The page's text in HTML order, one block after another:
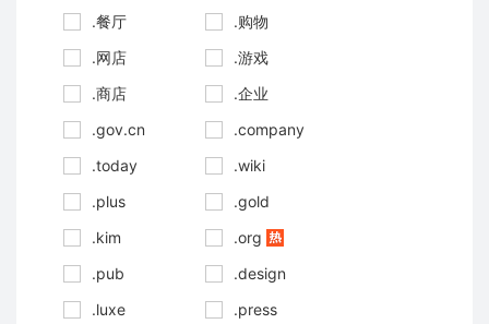
.餐厅
.购物
.网店
.游戏
.商店
.企业
.gov.cn
.company
.today
.wiki
.plus
.gold
.kim
.org
.pub
.design
.luxe
.press